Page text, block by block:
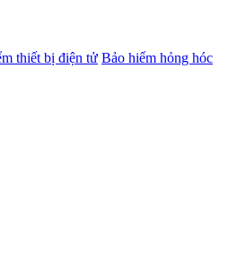
thiết bị điện tử Bảo hiểm hỏng hóc